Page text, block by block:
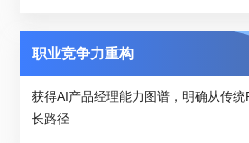
职业竞争力重构
获得AI产品经理能力图谱，明确从传
长路径